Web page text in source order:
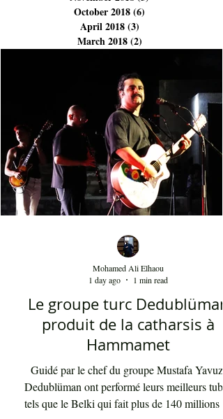
January 2019 (9)9 posts
December 2018(10)
November 2018(3)
October 2018(6)6 posts
March 2018(2)2 posts
Le groupe turc Dedublüman
produit de la catharsis à
Hammamet
Guidé par le chef du groupe Mustafa Yavuz,
Mohamed Ali Elhaou
1 day ago
1 min read